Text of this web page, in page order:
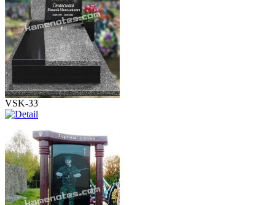
VSK-33